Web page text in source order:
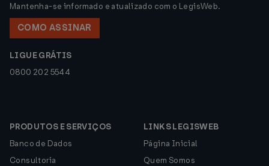
Mantenha-se informado e atualizado com o LegisWeb.
COMO ASSINAR
LIGUE GRÁTIS
0800 202 5544
PRODUTOS E SERVIÇOS
Banco de Dados
Consultoria
LINKS LEGISWEB
Página Inicial
Quem Somos